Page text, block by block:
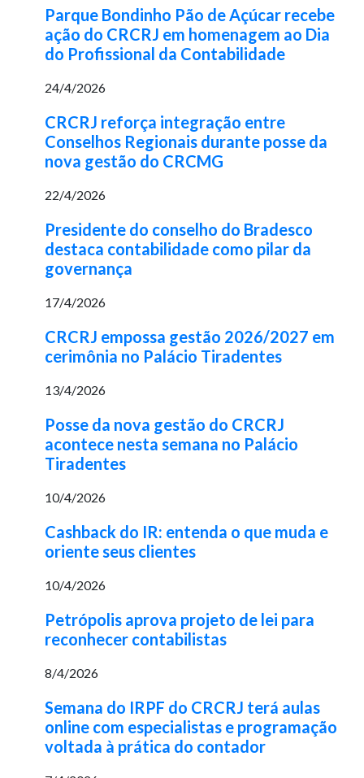
Parque Bondinho Pão de Açúcar recebe
ação do CRCRJ em homenagem ao Dia
do Profissional da Contabilidade
24/4/2026
CRCRJ reforça integração entre
Conselhos Regionais durante posse da
nova gestão do CRCMG
22/4/2026
Presidente do conselho do Bradesco
destaca contabilidade como pilar da
governança
17/4/2026
CRCRJ empossa gestão 2026/2027 em
cerimônia no Palácio Tiradentes
13/4/2026
Posse da nova gestão do CRCRJ
acontece nesta semana no Palácio
Tiradentes
10/4/2026
Cashback do IR: entenda o que muda e
oriente seus clientes
10/4/2026
Petrópolis aprova projeto de lei para
reconhecer contabilistas
8/4/2026
Semana do IRPF do CRCRJ terá aulas
online com especialistas e programação
voltada à prática do contador